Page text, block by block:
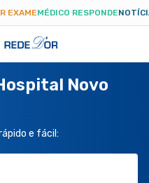
EXAMEMÉDICO RESPONDE
Novo
e fácil: